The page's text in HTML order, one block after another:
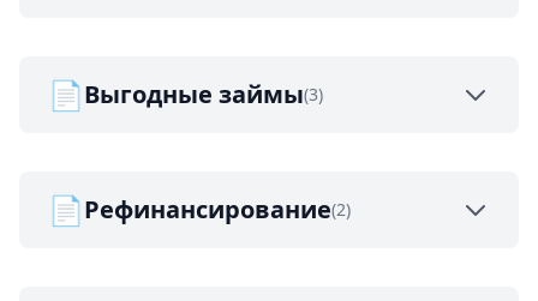
📄Выгодные займы(3)
📄Рефинансирование(2)